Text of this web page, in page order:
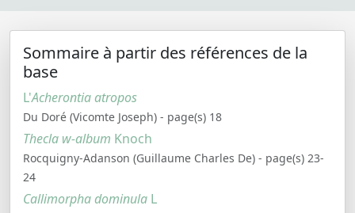
Sommaire à partir des références de la
base
L'Acherontia atropos
Du Doré (Vicomte Joseph) - page(s) 18
Thecla w-album Knoch
Rocquigny-Adanson (Guillaume Charles De) - page(s) 23-
24
Callimorpha dominula L